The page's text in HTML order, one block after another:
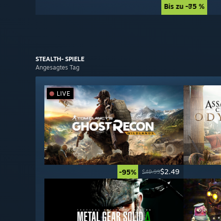
Bis zu -85 %
Bis zu -75 %
STEALTH- SPIELE
Angesagtes Tag
-95% $49.99$2.49
LIVE